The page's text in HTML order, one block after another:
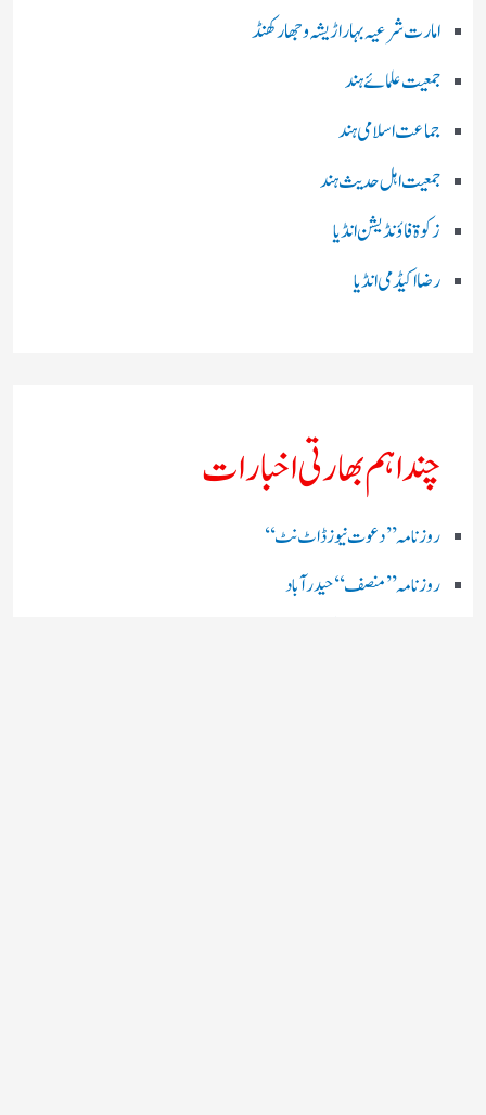
امارت شرعیہ بہار اڑیشہ و جھارکھنڈ
جمعیت علمائے ہند
جماعت اسلامی ہند
جمعیت اہل حدیث ہند
زکوۃ فاؤنڈیشن انڈیا
رضا اکیڈمی انڈیا
چند اہم بھارتی اخبارات
روز نامہ ’’ دعوت نیوز ڈاٹ نٹ‘‘
روزنامہ ’’ منصف‘‘ حیدر آباد